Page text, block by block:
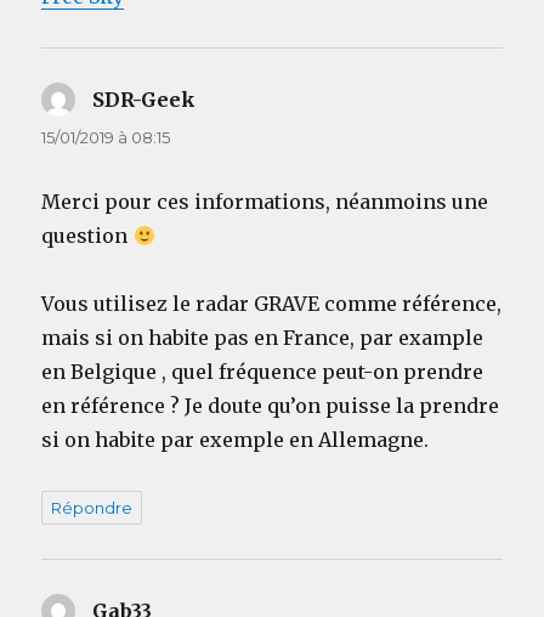
SDR-Geek
15/01/2019 à 08:15
Merci pour ces informations, néanmoins une
question
Vous utilisez le radar GRAVE comme référence,
mais si on habite pas en France, par example
en Belgique , quel fréquence peut-on prendre
en référence ? Je doute qu’on puisse la prendre
si on habite par exemple en Allemagne.
Répondre
Gab33